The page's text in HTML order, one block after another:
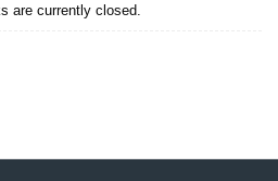
are currently closed.